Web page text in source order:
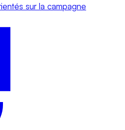
sur la campagne